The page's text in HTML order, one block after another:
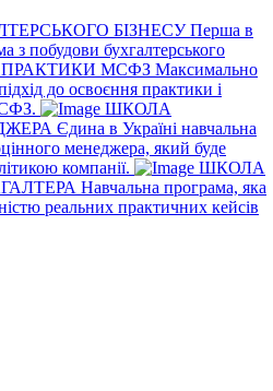
БІЗНЕСУПерша в
з побудови бухгалтерського
МСФЗ Максимально
до освоєння практики і
ШКОЛА
Єдина в Україні навчальна
менеджера, який буде
компанії.
ШКОЛА
Навчальна програма, яка
реальних практичних кейсів